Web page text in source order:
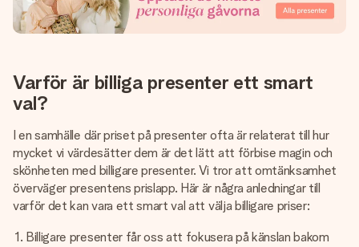
Varför är billiga presenter ett smart
val?
I en samhälle där priset på presenter ofta är relaterat till hur
mycket vi värdesätter dem är det lätt att förbise magin och
skönheten med billigare presenter. Vi tror att omtänksamhet
överväger presentens prislapp. Här är några anledningar till
varför det kan vara ett smart val att välja billigare priser:
Billigare presenter får oss att fokusera på känslan bakom